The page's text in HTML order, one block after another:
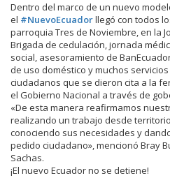
Dentro del marco de un nuevo
el #NuevoEcuadorllegó con todos
parroquia Tres de Noviembre, en la
Brigada de cedulación, jornada
social, asesoramiento de
de uso doméstico y muchos
ciudadanos que se dieron cita a la
el Gobierno Nacional a través de
«De esta manera reafirmamos
realizando un trabajo desde
conociendo sus necesidades y
pedido ciudadano», mencionó Bray
Sachas.
¡El nuevo Ecuador no se detiene!